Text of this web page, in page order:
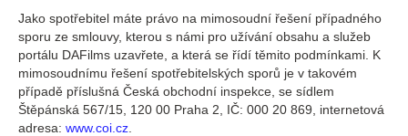
Jako spotřebitel máte právo na mimosoudní řešení případného
sporu ze smlouvy, kterou s námi pro užívání obsahu a služeb
portálu DAFilms uzavřete, a která se řídí těmito podmínkami. K
mimosoudnímu řešení spotřebitelských sporů je v takovém
případě příslušná Česká obchodní inspekce, se sídlem
Štěpánská 567/15, 120 00 Praha 2, IČ: 000 20 869, internetová
adresa: www.coi.cz